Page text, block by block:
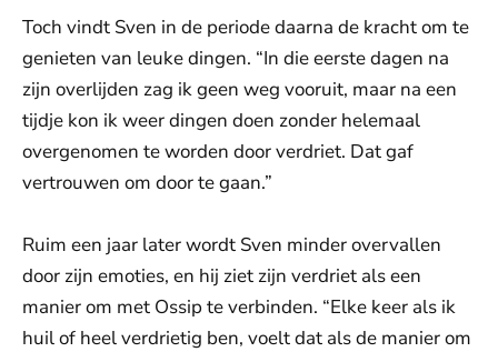
Toch vindt Sven in de periode daarna de kracht om te
genieten van leuke dingen. “In die eerste dagen na
zijn overlijden zag ik geen weg vooruit, maar na een
tijdje kon ik weer dingen doen zonder helemaal
overgenomen te worden door verdriet. Dat gaf
vertrouwen om door te gaan.”
Ruim een jaar later wordt Sven minder overvallen
door zijn emoties, en hij ziet zijn verdriet als een
manier om met Ossip te verbinden. “Elke keer als ik
huil of heel verdrietig ben, voelt dat als de manier om